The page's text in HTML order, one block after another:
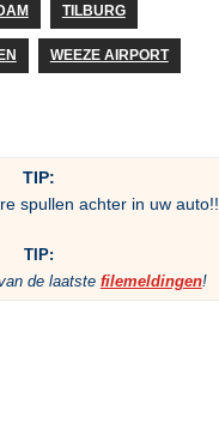
TILBURG
WEEZE AIRPORT
TIP:
spullen achter in uw auto!!
TIP:
de laatste filemeldingen!